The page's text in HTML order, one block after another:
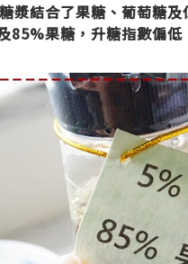
漿結合了果糖、葡萄糖
85%果糖， 升糖指數偏低